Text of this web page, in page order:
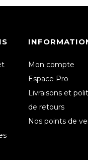
Mon compte
Espace Pro
Livraisons et
de retours
Nos points de